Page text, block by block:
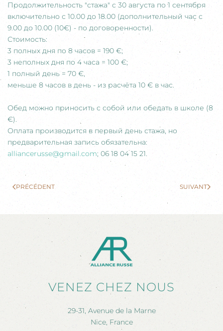
Продолжительность "стажа" с 30 августа по 1 сентября
включительно с 10.00 до 18.00 (дополнительный час с
9.00 до 10.00 (10€) - по договоренности).
Стоимость:
3 полных дня по 8 часов = 190 €;
3 неполных дня по 4 часа = 100 €;
1 полный день = 70 €,
меньше 8 часов в день - из расчёта 10 € в час.
Обед можно приносить с собой или обедать в школе (8
€).
Оплата производится в первый день стажа, но
предварительная запись обязательна:
alliancerusse@gmail.com; 06 18 04 15 21.
PRÉCÉDENT SUIVANT
VENEZ CHEZ NOUS
29-31, Avenue de la Marne
Nice, France